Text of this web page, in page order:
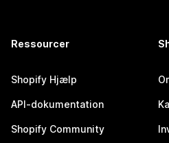
Ressourcer
Shopify Hjælp
API-dokumentation
Shopify Community